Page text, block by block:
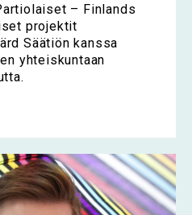
– Finlands
projektit
Säätiön kanssa
yhteiskuntaan